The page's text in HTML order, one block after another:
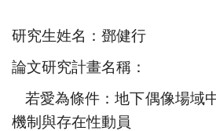
研究生姓名：鄧健行
論文研究計畫名稱：
若愛為條件：地下偶像場域
機制與存在性動員